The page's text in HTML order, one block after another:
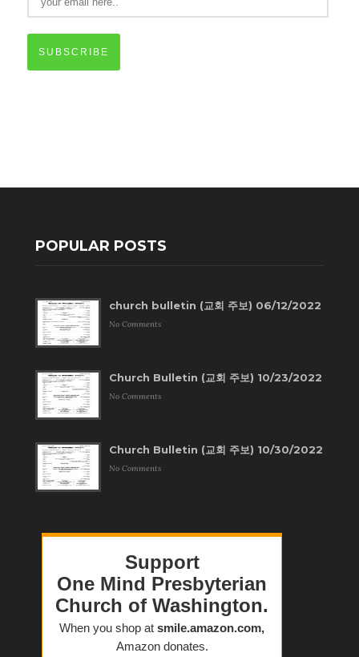
SUBSCRIBE
POPULAR POSTS
church bulletin (교회 주보) 06/12/2022
No Comments
Church Bulletin (교회 주보) 10/23/2022
No Comments
Church Bulletin (교회 주보) 10/30/2022
No Comments